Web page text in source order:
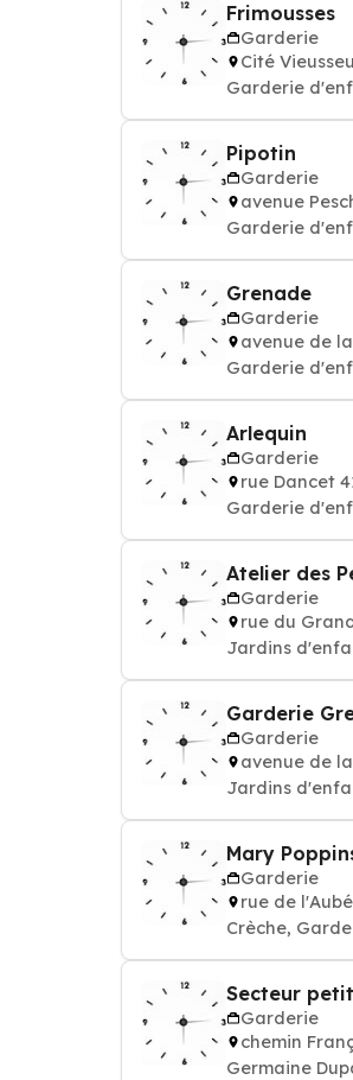
Frimousses
Garderie
Cité
Garderie
Pipotin
Garderie
avenue
Garderie
Grenade
Garderie
avenue de
Garderie
Arlequin
Garderie
rue Dancet
Garderie
Atelier des
Garderie
rue du
Jardins
Garderie
Garderie
avenue de
Jardins
Mary
Garderie
rue de
Crèche,
Secteur
Garderie
chemin
Germaine